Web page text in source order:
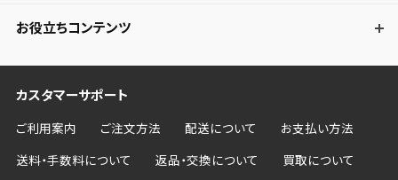
お役立ちコンテンツ
カスタマーサポート
ご利用案内 ご注文方法 配送について お支払い方法
送料・手数料について 返品・交換について 買取について